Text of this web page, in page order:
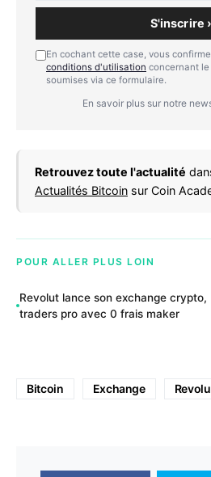
S'inscrire ›
En cochant cette case, vous
conditions d'utilisation concernant
soumises via ce formulaire.
En savoir plus sur notre
Retrouvez toute l'actualité
Actualités Bitcoin sur Coin
POUR ALLER PLUS LOIN
Revolut lance son exchange crypto,
traders pro avec 0 frais maker
Bitcoin Exchange